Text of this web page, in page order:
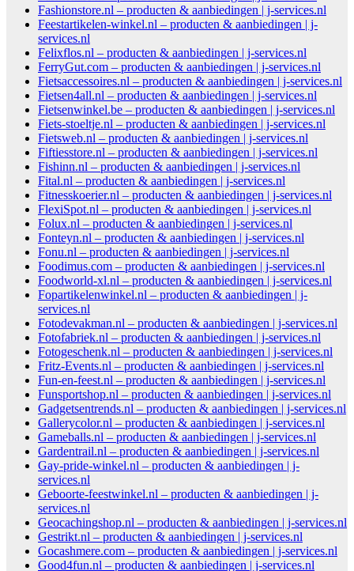
Fashionstore.nl – producten & aanbiedingen | j-services.nl
Feestartikelen-winkel.nl – producten & aanbiedingen | j-
services.nl
Felixflos.nl – producten & aanbiedingen | j-services.nl
FerryGut.com – producten & aanbiedingen | j-services.nl
Fietsaccessoires.nl – producten & aanbiedingen | j-services.nl
Fietsen4all.nl – producten & aanbiedingen | j-services.nl
Fietsenwinkel.be – producten & aanbiedingen | j-services.nl
Fiets-stoeltje.nl – producten & aanbiedingen | j-services.nl
Fietsweb.nl – producten & aanbiedingen | j-services.nl
Fiftiesstore.nl – producten & aanbiedingen | j-services.nl
Fishinn.nl – producten & aanbiedingen | j-services.nl
Fital.nl – producten & aanbiedingen | j-services.nl
Fitnesskoerier.nl – producten & aanbiedingen | j-services.nl
FlexiSpot.nl – producten & aanbiedingen | j-services.nl
Folux.nl – producten & aanbiedingen | j-services.nl
Fonteyn.nl – producten & aanbiedingen | j-services.nl
Fonu.nl – producten & aanbiedingen | j-services.nl
Foodimus.com – producten & aanbiedingen | j-services.nl
Foodworld-xl.nl – producten & aanbiedingen | j-services.nl
Fopartikelenwinkel.nl – producten & aanbiedingen | j-
services.nl
Fotodevakman.nl – producten & aanbiedingen | j-services.nl
Fotofabriek.nl – producten & aanbiedingen | j-services.nl
Fotogeschenk.nl – producten & aanbiedingen | j-services.nl
Fritz-Events.nl – producten & aanbiedingen | j-services.nl
Fun-en-feest.nl – producten & aanbiedingen | j-services.nl
Funsportshop.nl – producten & aanbiedingen | j-services.nl
Gadgetsentrends.nl – producten & aanbiedingen | j-services.nl
Gallerycolor.nl – producten & aanbiedingen | j-services.nl
Gameballs.nl – producten & aanbiedingen | j-services.nl
Gardentrail.nl – producten & aanbiedingen | j-services.nl
Gay-pride-winkel.nl – producten & aanbiedingen | j-
services.nl
Geboorte-feestwinkel.nl – producten & aanbiedingen | j-
services.nl
Geocachingshop.nl – producten & aanbiedingen | j-services.nl
Gestrikt.nl – producten & aanbiedingen | j-services.nl
Gocashmere.com – producten & aanbiedingen | j-services.nl
Good4fun.nl – producten & aanbiedingen | j-services.nl